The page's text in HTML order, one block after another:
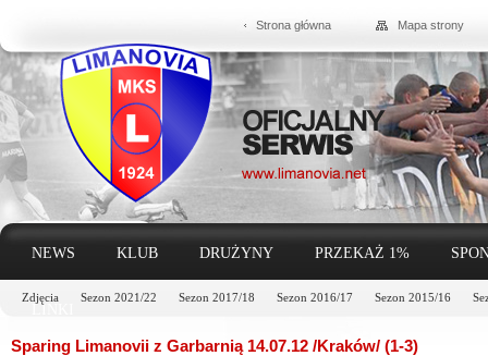
Strona główna Mapa strony
NEWS KLUB DRUŻYNY PRZEKAŻ 1%
Zdjęcia Sezon 2021/22 Sezon 2017/18 Sezon 2016/17 Sezon 2015/16
LINKI
Sparing Limanovii z Garbarnią 14.07.12 /Kraków/ (1-3)